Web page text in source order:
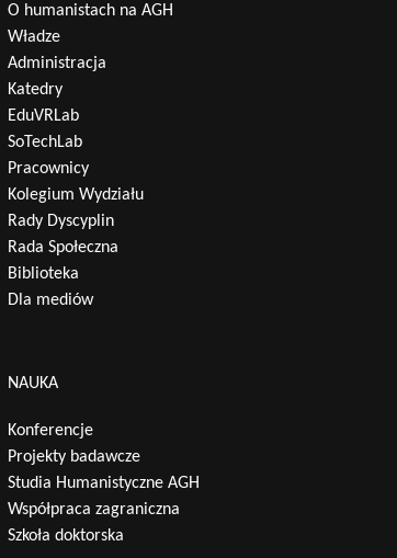
O humanistach na AGH
Władze
Administracja
Katedry
EduVRLab
SoTechLab
Pracownicy
Kolegium Wydziału
Rady Dyscyplin
Rada Społeczna
Biblioteka
Dla mediów
NAUKA
Konferencje
Projekty badawcze
Studia Humanistyczne AGH
Współpraca zagraniczna
Szkoła doktorska